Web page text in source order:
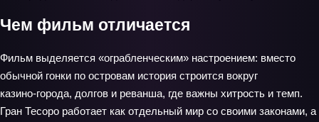
Чем фильм отличается
Фильм выделяется «ограбленческим» настроением: вместо
обычной гонки по островам история строится вокруг
казино‑города, долгов и реванша, где важны хитрость и темп.
Гран Тесоро работает как отдельный мир со своими законами, а